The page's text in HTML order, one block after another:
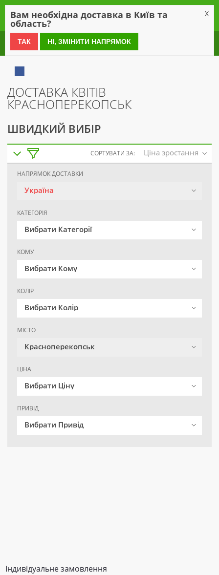
0 800 21 54 55
ДОСТАВКА КВІТІВ
КРАСНОПЕРЕКОПСЬК
ШВИДКИЙ ВИБІР
СОРТУВАТИ ЗА: Ціна зростання
НАПРЯМОК ДОСТАВКИ
Україна
КАТЕГОРІЯ
Вибрати Категорії
КОМУ
Вибрати Кому
КОЛІР
Вибрати Колір
МІСТО
Красноперекопськ
ЦІНА
Вибрати Ціну
ПРИВІД
Вибрати Привід
Індивідуальне замовлення
Вам необхідна доставка в Київ та
область?
X
ТАК НІ, ЗМІНИТИ НАПРЯМОК